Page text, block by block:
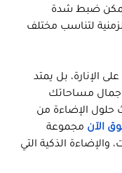
يمكن ضبط شدة
لتناسب مختلف
الإنارة، بل يمتد
جمال مساحاتك
حلول الإضاءة من
الآن مجموعة
والإضاءة الذكية التي